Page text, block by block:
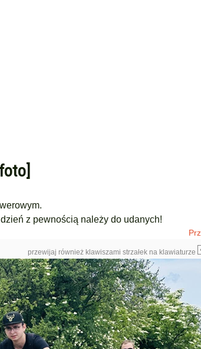
z pewnością należy do udanych!
przewijaj również klawiszami strzałek na klawiaturze